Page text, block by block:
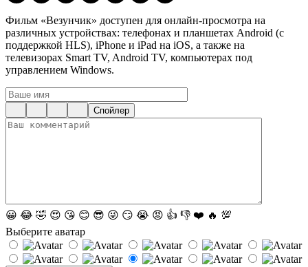
Фильм «Везунчик» доступен для онлайн-просмотра на
различных устройствах: телефонах и планшетах Android (с
поддержкой HLS), iPhone и iPad на iOS, а также на
телевизорах Smart TV, Android TV, компьютерах под
управлением Windows.
Спойлер
😀 😂 🤣 😍 😘 😊 😎 😜 😏 😭 😡 👍 👎 ❤️ 🔥 💯
Выберите аватар